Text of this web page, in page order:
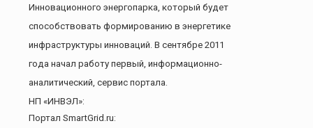
Инновационного энергопарка , который будет
способствовать формированию в энергетике
инфраструктуры инноваций. В сентябре 2011
года начал работу первый, информационно-
аналитический, сервис портала.
НП «ИНВЭЛ»:
Портал SmartGrid ru: